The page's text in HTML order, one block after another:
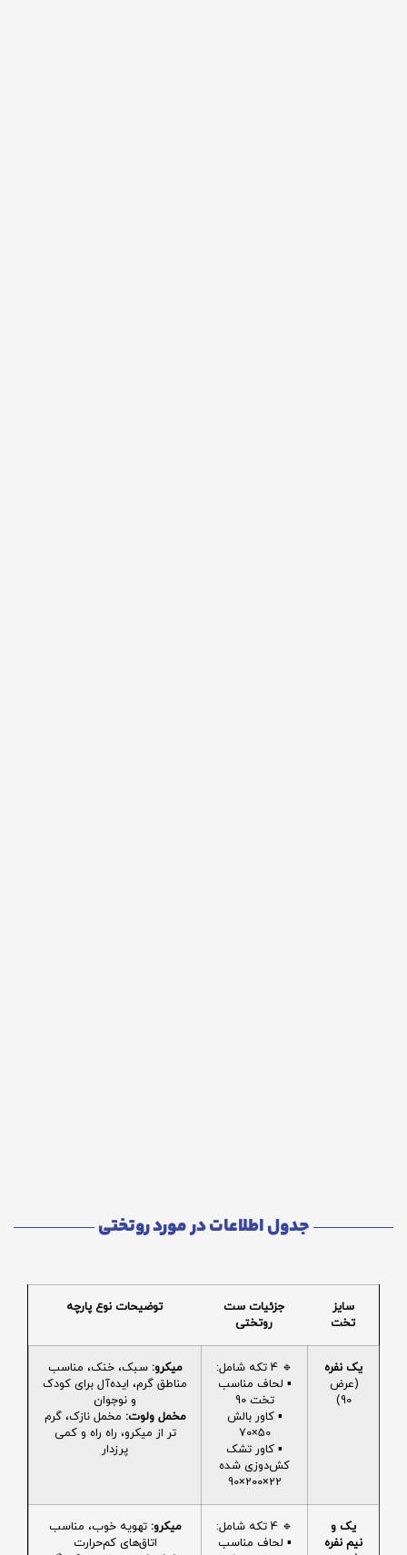
جدول اطلاعات در مورد روتختی
سایز
تخت
جزئیات ست
روتختی
توضیحات نوع پارچه
یک نفره
(عرض
90)
🔹 4 تکه شامل:
▪️ لحاف مناسب
تخت 90
▪️ کاور بالش
50×70
▪️ کاور تشک
کش‌دوزی شده
22×200×90
میکرو: سبک، خنک، مناسب
مناطق گرم، ایده‌آل برای کودک
و نوجوان
مخمل ولوت: مخمل نازک، گرم
تر از میکرو، راه راه و کمی
پرزدار
یک و
نیم نفره
🔹 4 تکه شامل:
▪️ لحاف مناسب
میکرو: تهویه خوب، مناسب
اتاق‌های کم‌حرارت